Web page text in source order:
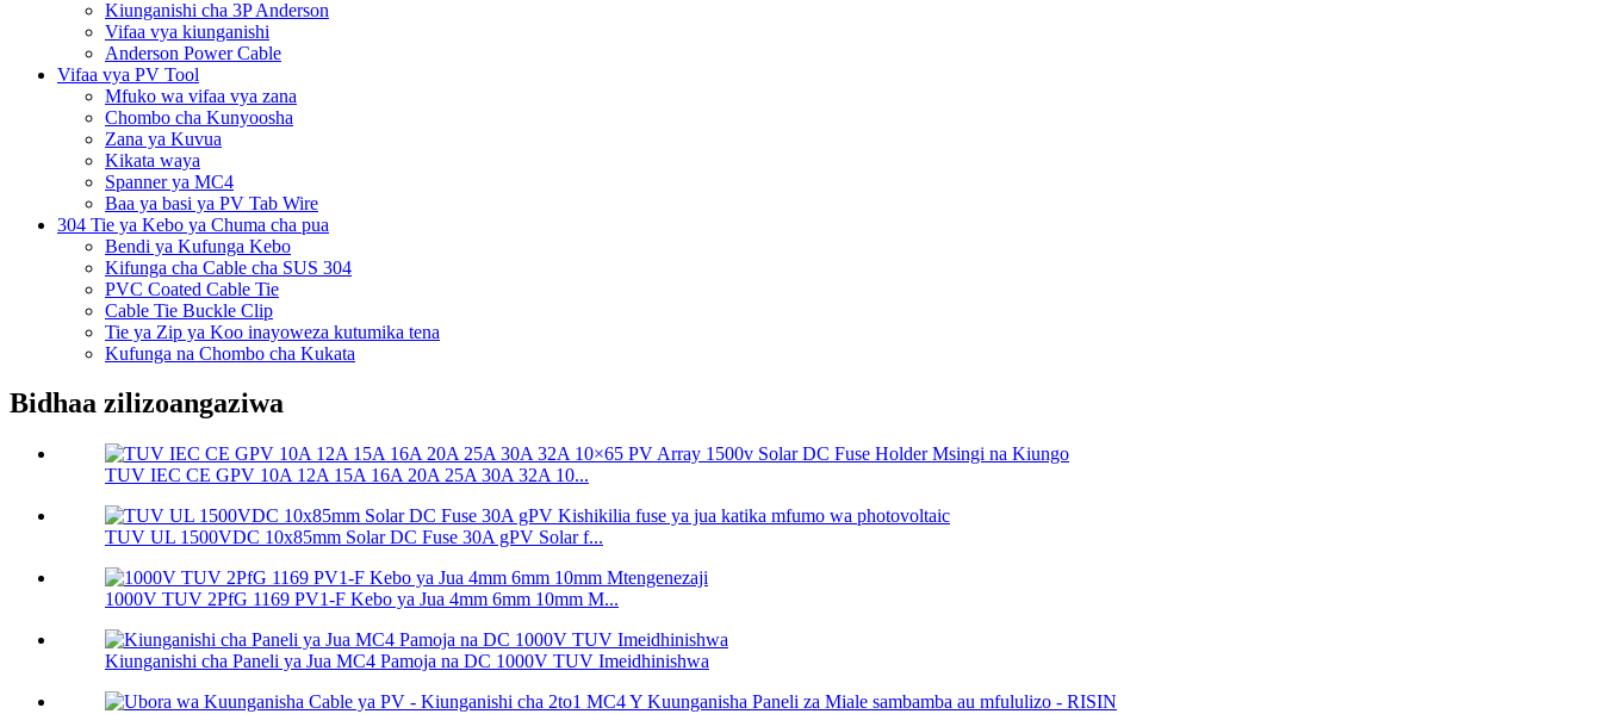
Kiunganishi cha 3P Anderson
Vifaa vya kiunganishi
Anderson Power Cable
Vifaa vya PV Tool
Mfuko wa vifaa vya zana
Chombo cha Kunyoosha
Zana ya Kuvua
Kikata waya
Spanner ya MC4
Baa ya basi ya PV Tab Wire
304 Tie ya Kebo ya Chuma cha pua
Bendi ya Kufunga Kebo
Kifunga cha Cable cha SUS 304
PVC Coated Cable Tie
Cable Tie Buckle Clip
Tie ya Zip ya Koo inayoweza kutumika tena
Kufunga na Chombo cha Kukata
Bidhaa zilizoangaziwa
TUV IEC CE GPV 10A 12A 15A 16A 20A 25A 30A 32A 10...
TUV UL 1500VDC 10x85mm Solar DC Fuse 30A gPV Solar f...
1000V TUV 2PfG 1169 PV1-F Kebo ya Jua 4mm 6mm 10mm M...
Kiunganishi cha Paneli ya Jua MC4 Pamoja na DC 1000V TUV Imeidhinishwa